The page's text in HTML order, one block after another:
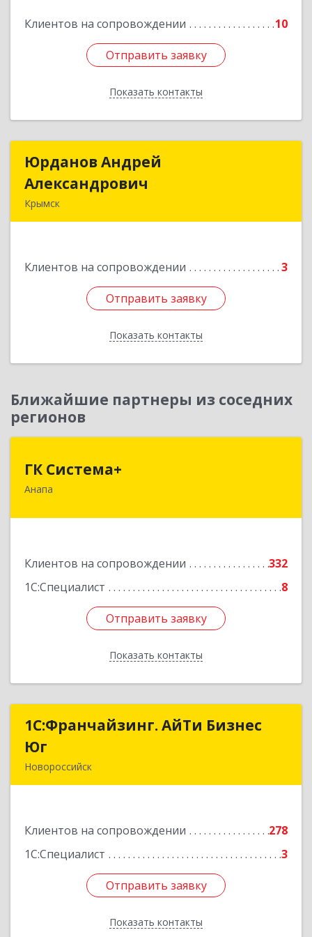
Клиентов на сопровождении 10
Отправить заявку
Показать контакты
Подробнее
Отправить заявку
Назад
Юрданов Андрей
Александрович
Крымск
Клиентов на сопровождении 3
Отправить заявку
Показать контакты
Юрданов Андрей
Подробнее
Отправить заявку
Назад
Ближайшие партнеры из соседних
регионов
ГК Система+
Анапа
Клиентов на сопровождении
332
1С:Специалист
8
Отправить заявку
Показать контакты
353450, Краснодарский край, Анапский р-н,
Подробнее
Отправить заявку
Назад
1С:Франчайзинг. АйТи Бизнес
Юг
Новороссийск
Клиентов на сопровождении
278
1С:Специалист
3
Отправить заявку
Показать контакты
1С:Франчайзинг. АйТи Бизнес
Подробнее
Отправить заявку
Назад